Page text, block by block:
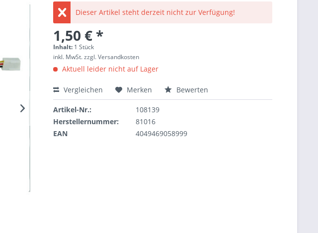
Dieser Artikel steht derzeit nicht zur Verfügung!
1,50 € *
Inhalt: 1 Stück
inkl. MwSt.zzgl. Versandkosten
Aktuell leider nicht auf Lager
Vergleichen Merken Bewerten
Artikel-Nr.:
108139
Herstellernummer:
81016
EAN
4049469058999